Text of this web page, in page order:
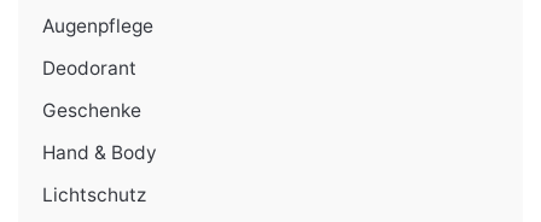
Augenpflege
Deodorant
Geschenke
Hand & Body
Lichtschutz